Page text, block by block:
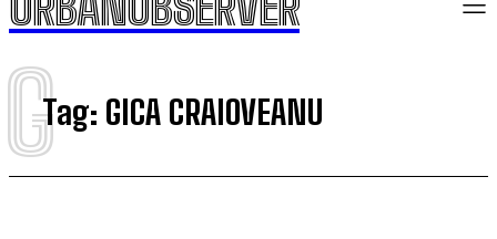
Tag: GICA CRAIOVEANU
G